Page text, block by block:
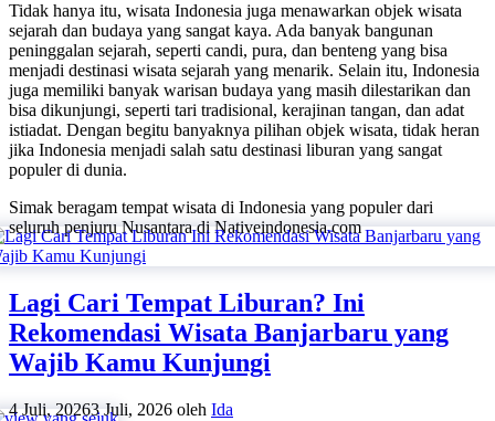
Tidak hanya itu, wisata Indonesia juga menawarkan objek wisata
sejarah dan budaya yang sangat kaya. Ada banyak bangunan
peninggalan sejarah, seperti candi, pura, dan benteng yang bisa
menjadi destinasi wisata sejarah yang menarik. Selain itu, Indonesia
juga memiliki banyak warisan budaya yang masih dilestarikan dan
bisa dikunjungi, seperti tari tradisional, kerajinan tangan, dan adat
istiadat. Dengan begitu banyaknya pilihan objek wisata, tidak heran
jika Indonesia menjadi salah satu destinasi liburan yang sangat
populer di dunia.
Simak beragam tempat wisata di Indonesia yang populer dari
seluruh penjuru Nusantara di Nativeindonesia.com
Lagi Cari Tempat Liburan? Ini
Rekomendasi Wisata Banjarbaru yang
Wajib Kamu Kunjungi
4 Juli, 20263 Juli, 2026 oleh Ida